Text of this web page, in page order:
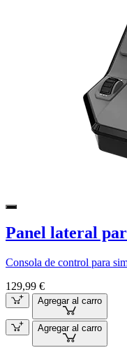
Panel lateral
Consola de control para
129,99 €
Agregar al carro
Agregar al carro